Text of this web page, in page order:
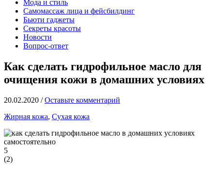
Мода и стиль
Самомассаж лица и фейсбилдинг
Бьюти гаджеты
Секреты красоты
Новости
Вопрос-ответ
Как сделать гидрофильное масло для
очищения кожи в домашних условиях
20.02.2020 /Оставьте комментарий
Жирная кожа, Сухая кожа
5
(2)